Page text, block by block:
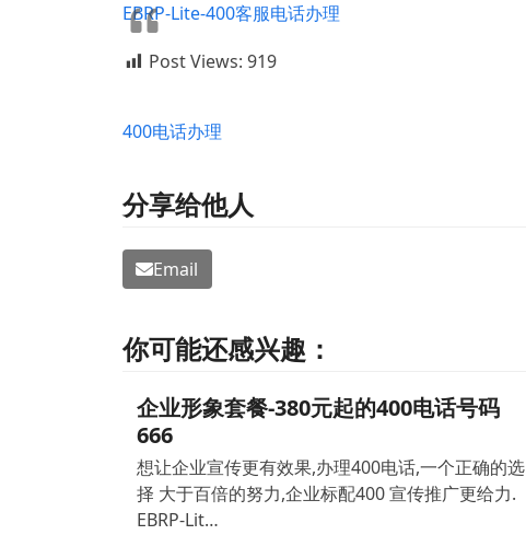
EBRP-Lite-400客服电话办理
Post Views: 919
400电话办理
分享给他人
Email
你可能还感兴趣：
企业形象套餐-380元起的400电话号码
666
想让企业宣传更有效果,办理400电话,一个正确的选
择 大于百倍的努力,企业标配400 宣传推广更给力.
EBRP-Lit…